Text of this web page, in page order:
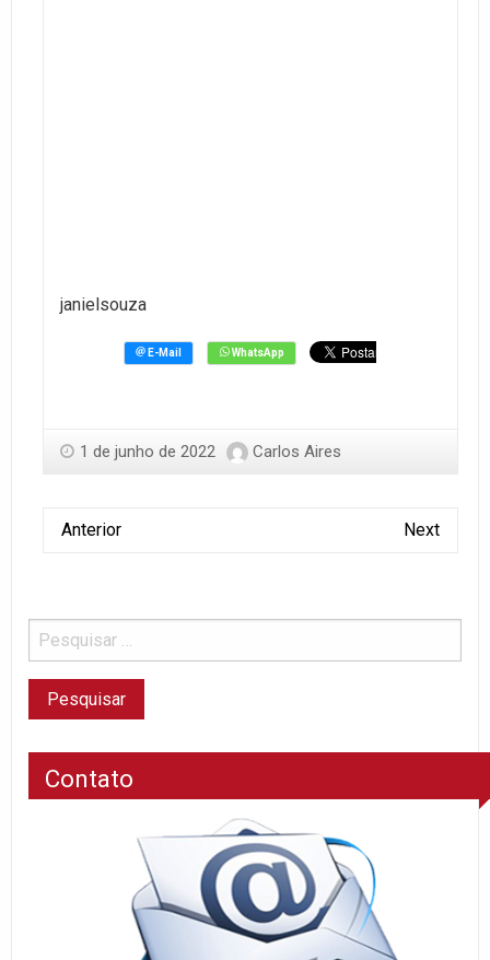
janielsouza
1 de junho de 2022 Carlos Aires
Anterior Next
Contato